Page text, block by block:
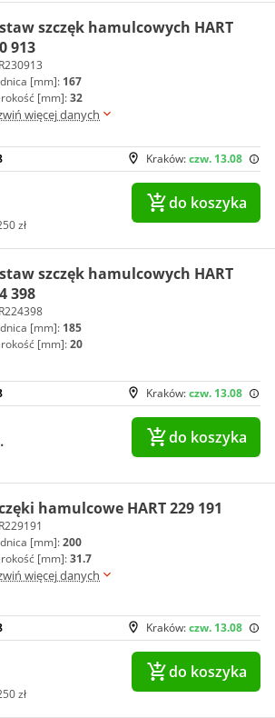
szczęk hamulcowych HART
913
[mm]: 167
[mm]:32
więcej danych
Kraków:czw. 13.08
zł
do koszyka
szczęk hamulcowych HART
398
[mm]: 185
[mm]:20
Kraków:czw. 13.08
do koszyka
hamulcowe HART 229 191
[mm]:200
[mm]:31.7
więcej danych
Kraków:czw. 13.08
zł
do koszyka